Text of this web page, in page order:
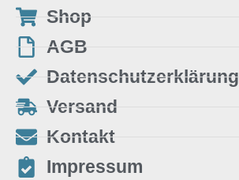
Shop
AGB
Datenschutzerklärung
Versand
Kontakt
Impressum